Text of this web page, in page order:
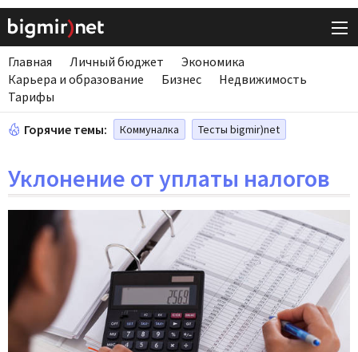
Главная Личный бюджет
Экономика
Карьера и образование
Бизнес
Недвижимость
Тарифы
Горячие темы: Коммуналка Тесты bigmir)net
Уклонение от уплаты налогов